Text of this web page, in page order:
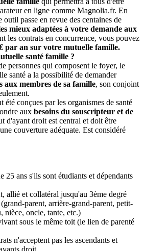
en ligne comme Magnolia.fr. En
passe en revue des centaines de
mieux adaptées à votre demande aux
les contrats en concurrence, vous pouvez
par an sur votre mutuelle famille.
santé famille ?
personnes qui composent le foyer, le
santé a la possibilité de demander
aux membres de sa famille, son conjoint
été conçues par les organismes de santé
aux besoins du souscripteur et de
d'ayant droit est central et doit être
couverture adéquate. Est considéré
25 ans s'ils sont étudiants et dépendants
allié et collatéral jusqu'au 3ème degré
parent, arrière-grand-parent, petit-
nièce, oncle, tante, etc.)
sous le même toit (le lien de parenté
n'acceptent pas les ascendants et
droit.